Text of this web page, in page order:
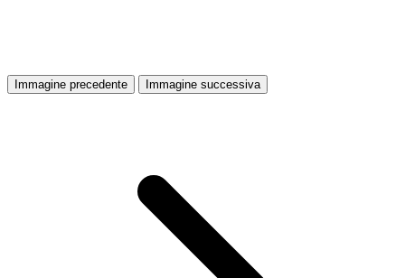
Immagine precedente Immagine successiva